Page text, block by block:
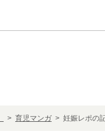
> 育児マンガ > 妊娠レポの